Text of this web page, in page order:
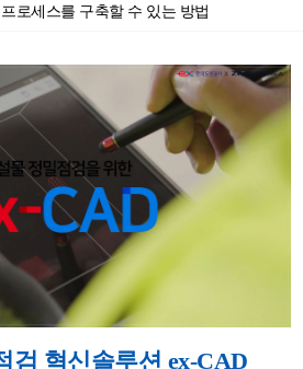
로세스를 구축할 수 있는 방법
검 혁신솔루션 ex-CAD